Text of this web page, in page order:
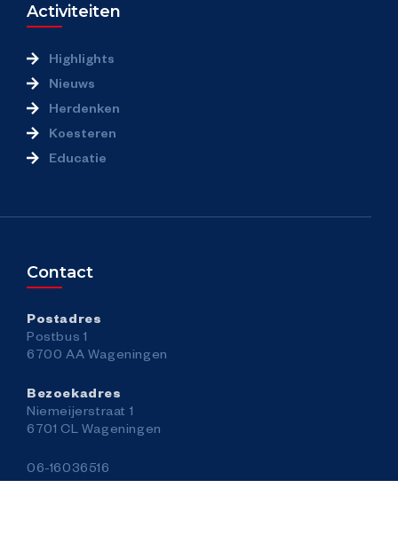
Activiteiten
Highlights
Nieuws
Herdenken
Koesteren
Educatie
Contact
Postadres
Postbus 1
6700 AA Wageningen
Bezoekadres
Niemeijerstraat 1
6701 CL Wageningen
06-16036516
contact@wageningen45.nl